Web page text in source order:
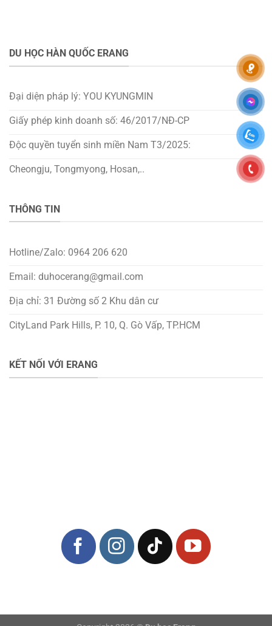
DU HỌC HÀN QUỐC ERANG
Đại diện pháp lý: YOU KYUNGMIN
Giấy phép kinh doanh số: 46/2017/NĐ-CP
Độc quyền tuyển sinh miền Nam T3/2025:
Cheongju, Tongmyong, Hosan,..
THÔNG TIN
Hotline/Zalo: 0964 206 620
Email: duhocerang@gmail.com
Địa chỉ: 31 Đường số 2 Khu dân cư
CityLand Park Hills, P. 10, Q. Gò Vấp, TP.HCM
KẾT NỐI VỚI ERANG